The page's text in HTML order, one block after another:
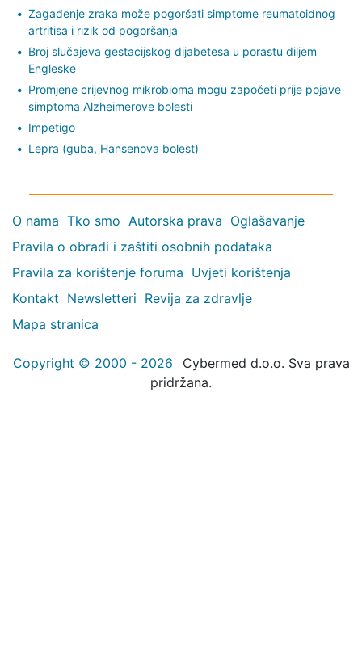
Zagađenje zraka može pogoršati simptome reumatoidnog
artritisa i rizik od pogoršanja
Broj slučajeva gestacijskog dijabetesa u porastu diljem
Engleske
Promjene crijevnog mikrobioma mogu započeti prije pojave
simptoma Alzheimerove bolesti
Impetigo
Lepra (guba, Hansenova bolest)
O nama Tko smo Autorska prava Oglašavanje
Pravila o obradi i zaštiti osobnih podataka
Pravila za korištenje foruma Uvjeti korištenja
Kontakt Newsletteri Revija za zdravlje
Mapa stranica
Copyright © 2000 - 2026
Cybermed d.o.o. Sva prava
pridržana.